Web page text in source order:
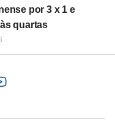
por 3 x 1 e
quartas